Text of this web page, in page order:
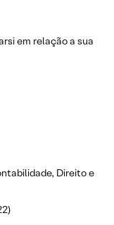
em relação a sua
Direito e